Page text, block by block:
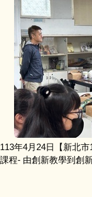
113年4月24日【新北
課程- 由創新教學到創